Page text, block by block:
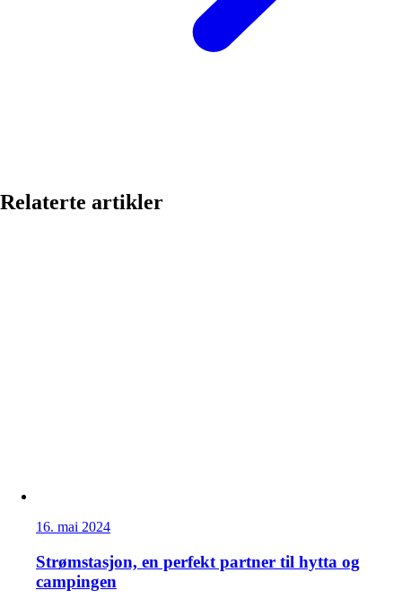
Relaterte artikler
16. mai 2024
Strømstasjon, en perfekt partner til hytta og
campingen